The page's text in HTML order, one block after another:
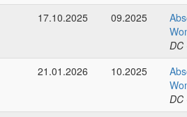
17.10.2025
09.2025
DC
21.01.2026
10.2025
DC